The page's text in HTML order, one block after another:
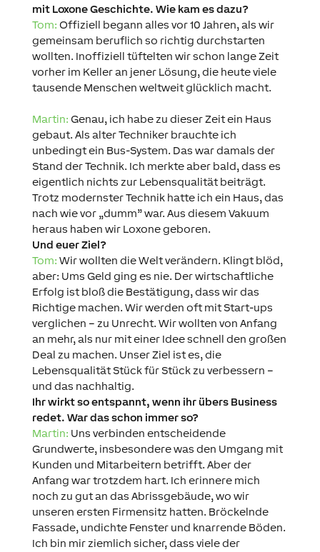
mit Loxone Geschichte. Wie kam es dazu?
Tom: Offiziell begann alles vor 10 Jahren, als wir
gemeinsam beruflich so richtig durchstarten
wollten. Inoffiziell tüftelten wir schon lange Zeit
vorher im Keller an jener Lösung, die heute viele
tausende Menschen weltweit glücklich macht.
Martin: Genau, ich habe zu dieser Zeit ein Haus
gebaut. Als alter Techniker brauchte ich
unbedingt ein Bus-System. Das war damals der
Stand der Technik. Ich merkte aber bald, dass es
eigentlich nichts zur Lebensqualität beiträgt.
Trotz modernster Technik hatte ich ein Haus, das
nach wie vor „dumm” war. Aus diesem Vakuum
heraus haben wir Loxone geboren.
Und euer Ziel?
Tom: Wir wollten die Welt verändern. Klingt blöd,
aber: Ums Geld ging es nie. Der wirtschaftliche
Erfolg ist bloß die Bestätigung, dass wir das
Richtige machen. Wir werden oft mit Start-ups
verglichen – zu Unrecht. Wir wollten von Anfang
an mehr, als nur mit einer Idee schnell den großen
Deal zu machen. Unser Ziel ist es, die
Lebensqualität Stück für Stück zu verbessern –
und das nachhaltig.
Ihr wirkt so entspannt, wenn ihr übers Business
redet. War das schon immer so?
Martin: Uns verbinden entscheidende
Grundwerte, insbesondere was den Umgang mit
Kunden und Mitarbeitern betrifft. Aber der
Anfang war trotzdem hart. Ich erinnere mich
noch zu gut an das Abrissgebäude, wo wir
unseren ersten Firmensitz hatten. Bröckelnde
Fassade, undichte Fenster und knarrende Böden.
Ich bin mir ziemlich sicher, dass viele der